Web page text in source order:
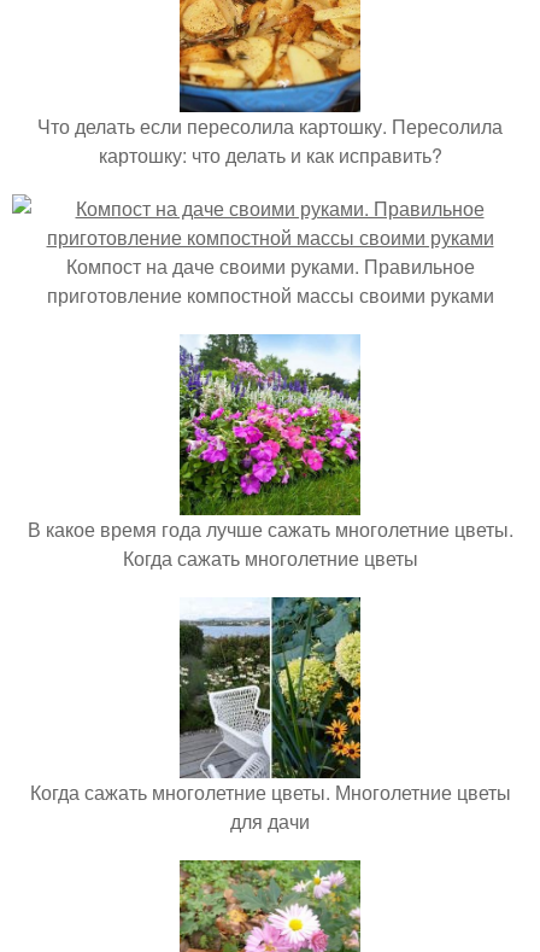
Что делать если пересолила картошку. Пересолила
картошку: что делать и как исправить?
Компост на даче своими руками. Правильное
приготовление компостной массы своими руками
В какое время года лучше сажать многолетние цветы.
Когда сажать многолетние цветы
Когда сажать многолетние цветы. Многолетние цветы
для дачи